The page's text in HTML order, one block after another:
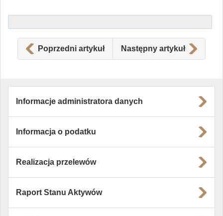
Poprzedni artykuł Następny artykuł
Informacje administratora danych
Informacja o podatku
Realizacja przelewów
Raport Stanu Aktywów